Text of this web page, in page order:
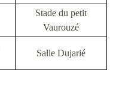
Stade du petit
Vaurouzé
Salle Dujarié